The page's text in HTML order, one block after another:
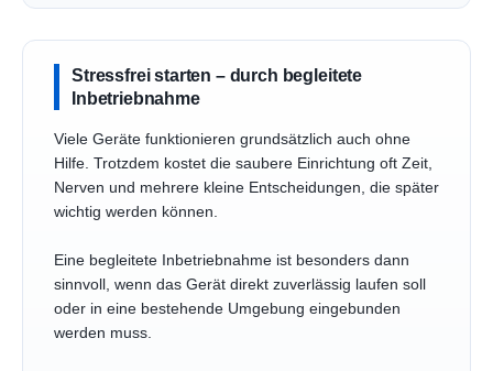
Stressfrei starten – durch begleitete
Inbetriebnahme
Viele Geräte funktionieren grundsätzlich auch ohne
Hilfe. Trotzdem kostet die saubere Einrichtung oft Zeit,
Nerven und mehrere kleine Entscheidungen, die später
wichtig werden können.
Eine begleitete Inbetriebnahme ist besonders dann
sinnvoll, wenn das Gerät direkt zuverlässig laufen soll
oder in eine bestehende Umgebung eingebunden
werden muss.